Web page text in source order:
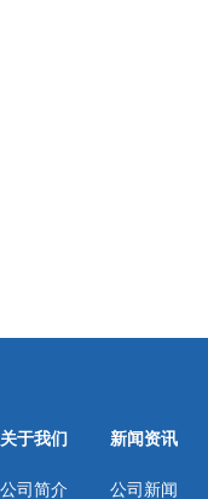
关于我们
公司简介
新闻资讯
公司新闻